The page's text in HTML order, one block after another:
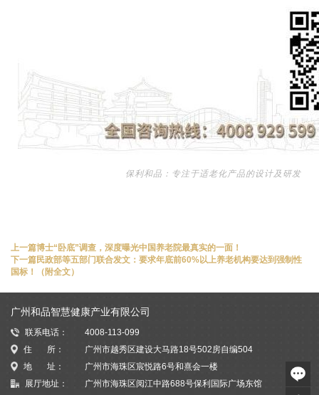
保利和品：专注于适老化产品的设计及研发
上一篇博士“卧底”调查，深度曝光中国养老院最真实的一面！
下一篇民政部等五部门联合发文：要求年底前60%以上养老机构要达到强制性
国标！（附全文）
广州和品智慧健康产业有限公司
联系电话：
4008-113-099
住 所：
广州市越秀区建设大马路18号502房自编504
地 址：
广州市海珠区宸悦路6号和熹会一楼
展厅地址：
广州市海珠区阅江中路688号保利国际广场东馆